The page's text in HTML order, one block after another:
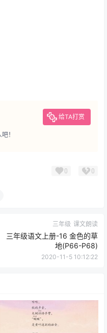
给TA打赏
！
0 0
三年级 课文朗读
三年级语文上册-16 金色的草
地(P66-P68)
2020-11-5 10:12:22